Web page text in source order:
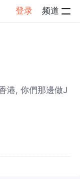
登录 频道
港, 你們那邊做J